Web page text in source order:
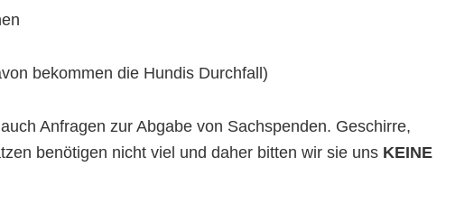
bekommen die Hundis Durchfall)
Anfragen zur Abgabe von Sachspenden. Geschirre,
benötigen nicht viel und daher bitten wir sie uns KEINE